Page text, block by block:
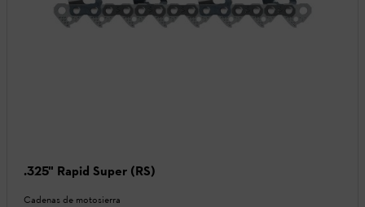
.325" Rapid Super (RS)
Cadenas de motosierra